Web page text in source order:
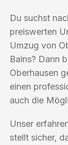
Du suchst
preiswerten
Umzug von
Bains? Dann
Oberhausen
einen
auch die
Unser
stellt sicher,